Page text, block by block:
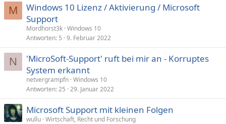
M
Windows 10 Lizenz / Aktivierung / Microsoft
Support
Mordhorst3k Windows 10
Antworten 5 9. Februar 2022
N
'MicroSoft-Support' ruft bei mir an - Korruptes
System erkannt
netvergrampfn Windows 10
Antworten 25 29. Januar 2022
Microsoft Support mit kleinen Folgen
wullu Wirtschaft, Recht und Forschung